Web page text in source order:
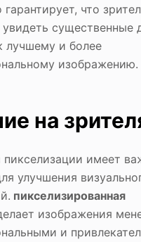
что
существенные
лучшему и более
изображению.
на
пикселизации имеет
улучшения
пикселизированная
изображения
и